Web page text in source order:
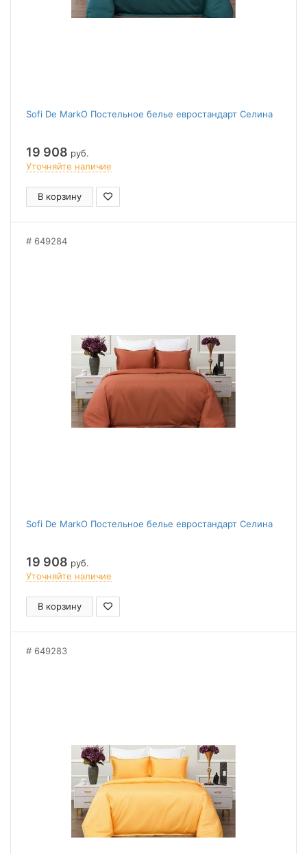
Sofi De MarkO Постельное белье евростандарт Селина
19 908 руб.
Уточняйте наличие
В корзину
649284
Sofi De MarkO Постельное белье евростандарт Селина
19 908 руб.
Уточняйте наличие
В корзину
649283